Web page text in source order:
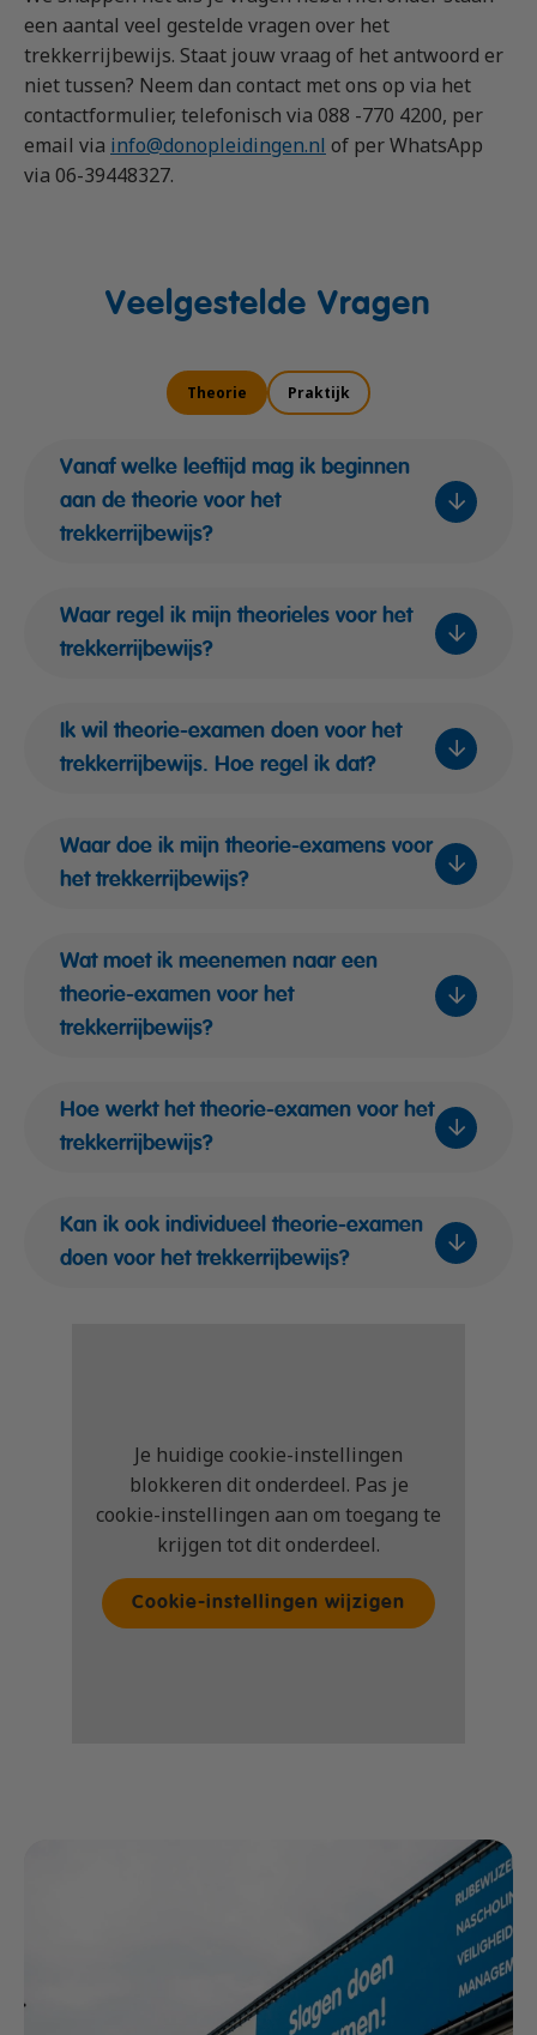
Vrachtauto met aanhanger CE
Rijbewijs D (Bus)
Bus met aanhanger rijbewijs (DE)
Lange Zware Voertuigen (LZV)
Trekker (T)
OGS+ Opleiding
Machinist autolaadkraan met hijsfunctie
Reachtruck
VCA
Veiligheidstrainingen op maat
Praktijkopleider
Praktijktrainer (PTN)
Taaltraining Engels
een aantal veel gestelde vragen over het
trekkerrijbewijs. Staat jouw vraag of het antwoord er
niet tussen? Neem dan contact met ons op via het
contactformulier, telefonisch via 088 -770 4200, per
email via info@donopleidingen.nl of per WhatsApp
via 06-39448327.
Veelgestelde Vragen
Theorie Praktijk
Vanaf welke leeftijd mag ik beginnen
aan de theorie voor het
trekkerrijbewijs?
Waar regel ik mijn theorieles voor het
trekkerrijbewijs?
Ik wil theorie-examen doen voor het
trekkerrijbewijs. Hoe regel ik dat?
Waar doe ik mijn theorie-examens voor
het trekkerrijbewijs?
Wat moet ik meenemen naar een
theorie-examen voor het
trekkerrijbewijs?
Hoe werkt het theorie-examen voor het
trekkerrijbewijs?
Kan ik ook individueel theorie-examen
doen voor het trekkerrijbewijs?
Je huidige cookie-instellingen
blokkeren dit onderdeel. Pas je
cookie-instellingen aan om toegang te
krijgen tot dit onderdeel.
Cookie-instellingen wijzigen